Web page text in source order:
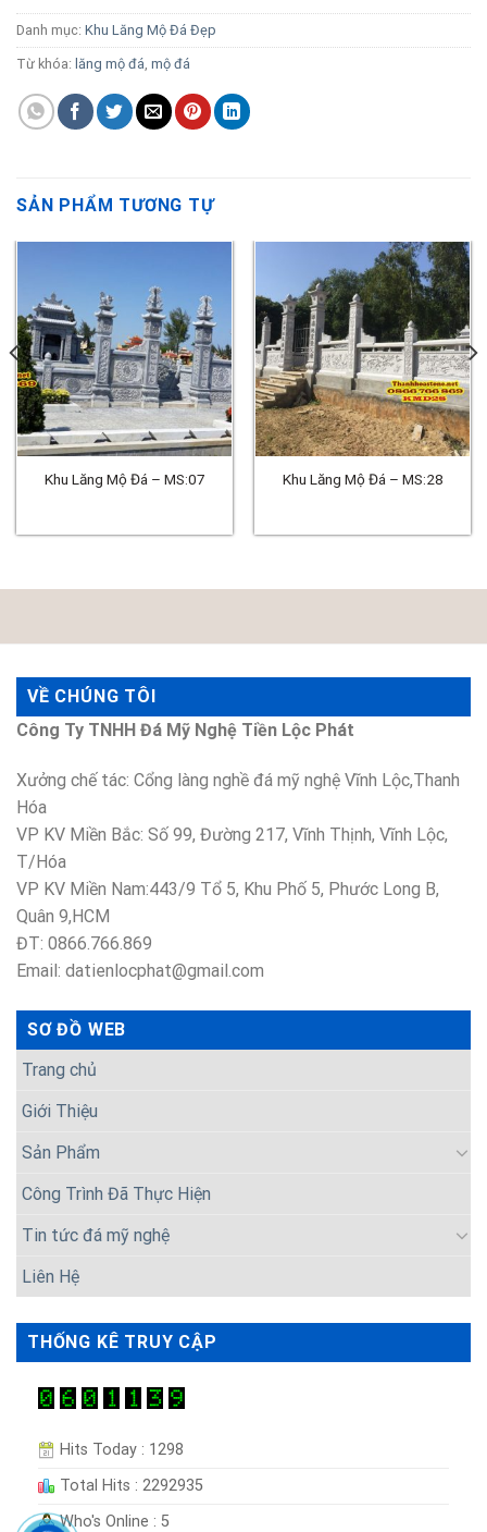
Danh mục: Khu Lăng Mộ Đá Đẹp
Từ khóa: lăng mộ đá mộ đá
SẢN PHẨM TƯƠNG TỰ
Khu Lăng Mộ Đá – MS:07 Khu Lăng Mộ Đá – MS:28
VỀ CHÚNG TÔI
Công Ty TNHH Đá Mỹ Nghệ Tiền Lộc Phát
Xưởng chế tác: Cổng làng nghề đá mỹ nghệ Vĩnh Lộc,Thanh
Hóa
VP KV Miền Bắc: Số 99, Đường 217, Vĩnh Thịnh, Vĩnh Lộc,
T/Hóa
VP KV Miền Nam:443/9 Tổ 5, Khu Phố 5, Phước Long B,
Quân 9,HCM
ĐT: 0866.766.869
Email: datienlocphat@gmail.com
SƠ ĐỒ WEB
Trang chủ
Giới Thiệu
Sản Phẩm
Công Trình Đã Thực Hiện
Tin tức đá mỹ nghệ
Liên Hệ
THỐNG KÊ TRUY CẬP
Hits Today : 1298
Total Hits : 2292935
Who's Online : 5